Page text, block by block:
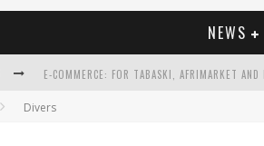
NEWS
Divers